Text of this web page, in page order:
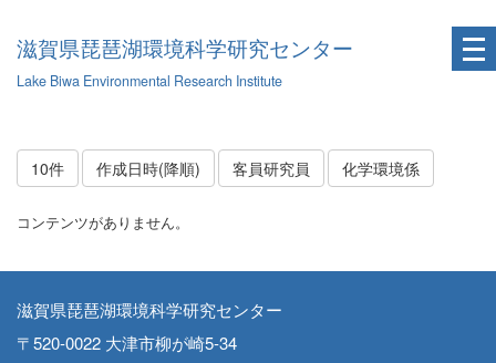
滋賀県琵琶湖環境科学研究センター
Lake Biwa Environmental Research Institute
10件 作成日時(降順) 客員研究員 化学環境係
コンテンツがありません。
滋賀県琵琶湖環境科学研究センター
〒520-0022 大津市柳が崎5-34